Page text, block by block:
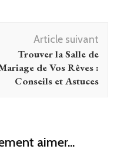
Article suivant
Trouver la Salle de
de Vos Rêves :
Conseils et Astuces
aimer...